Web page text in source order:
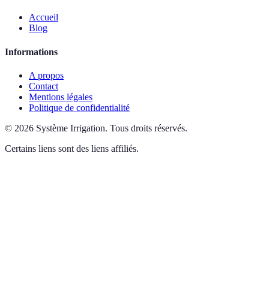
Accueil
Blog
Informations
A propos
Contact
Mentions légales
Politique de confidentialité
© 2026 Système Irrigation. Tous droits réservés.
Certains liens sont des liens affiliés.